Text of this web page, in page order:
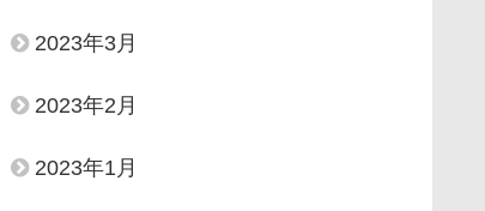
2023年3月
2023年2月
2023年1月